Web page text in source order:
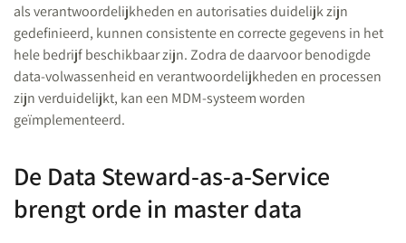
als verantwoordelijkheden en autorisaties duidelijk zijn
gedefinieerd, kunnen consistente en correcte gegevens in het
hele bedrijf beschikbaar zijn. Zodra de daarvoor benodigde
data-volwassenheid en verantwoordelijkheden en processen
zijn verduidelijkt, kan een MDM-systeem worden
geïmplementeerd.
De Data Steward-as-a-Service
brengt orde in master data